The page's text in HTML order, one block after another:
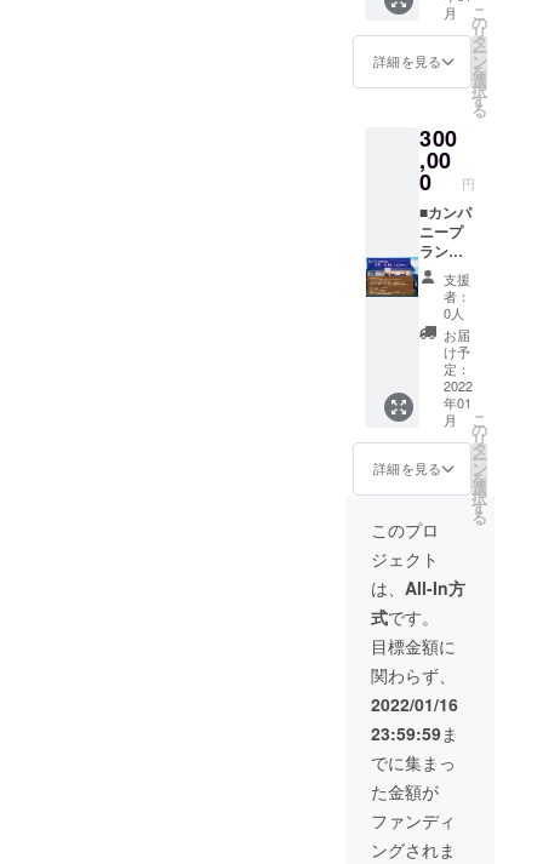
リター
ン発送
日か
ら〜6ヶ
月後の
で有効
・直筆
のお手
紙
チ：編
集・加
工まで
どを全
てデー
タでお
渡しし
ます) (※
有効期
限：リ
ターン
発送日
から〜
6ヶ月後
の前日
まで有
確認を
させて
いただ
き、ご
利用日
ちらで
管理確
認させ
ていた
だきま
す！ ・
提携施
設
（Livin
Anywh
Commo
ns 会津
磐梯）
でのコ
ワーキ
ング利
用滞在
期間中
提供 ★
お試し
移住に
も、オ
スス
メ！ (※
通常価
格：
4500円
／1泊)
(※暖房
代 500
円)
※有効期
限：リ
ターン
発送日
から〜
の前日
で最初
のご宿
泊日よ
り2ヶ月
間（61
日後の
チェッ
クアウ
トま
で）で
す。初
回ご利
用時に
ご本人
確認を
させて
いただ
き、ご
利用日
数はこ
ちらで
管理確
認させ
ていた
だきま
す！ ・
提携施
設
（Livin
g
Anywh
ere
Commo
ns 会津
磐梯）
でのコ
ワーキ
→2250
円
50%OF
F）どの
もご利
用いた
だけま
す。
※宿泊券
では、
完成し
たゲス
トハウ
スに素
泊まり
でして
いただ
けま
す。な
お、お
部屋は
好きに
お選び
いただ
けま
す。
※宿泊約
款に同
意いた
だく必
要がご
ざいま
す。
※社員の
方は全
員利用
OK。空
きがあ
る場合
のみ。
リター
ン到着
月
詳細を見る
こ
の
リ
タ
ー
ン
を
選
択
す
る
300
,00
0 円
■カンパ
ニープ
ランそ
の2 企
業様向
け！ ・
宿泊券
10枚を
ご提供
・年間
宿泊割
引券（※
ドミト
リー通
常4500
円
→2250
円
50%OF
F）どの
部屋で
もご利
用いた
だけま
す。 ※
宿泊券
では、
完成し
たゲス
トハウ
スに素
泊まり
でして
いただ
支援
者：
0人
お届
け予
定：
2022
年01
月
詳細を見る
こ
の
リ
タ
ー
ン
を
選
択
す
る
このプロ
ジェクト
は、 All-In方
式です。
目標金額に
関わらず、
2022/01/16
23:59:59ま
でに集まっ
た金額が
ファンディ
ングされま